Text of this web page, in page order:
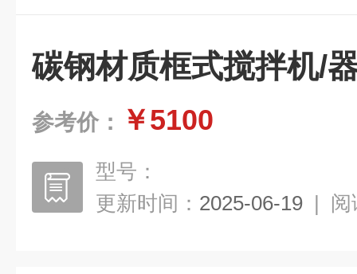
碳钢材质框式搅拌机/
参考价： ￥5100
型号：
更新时间： 2025-06-19 | 阅